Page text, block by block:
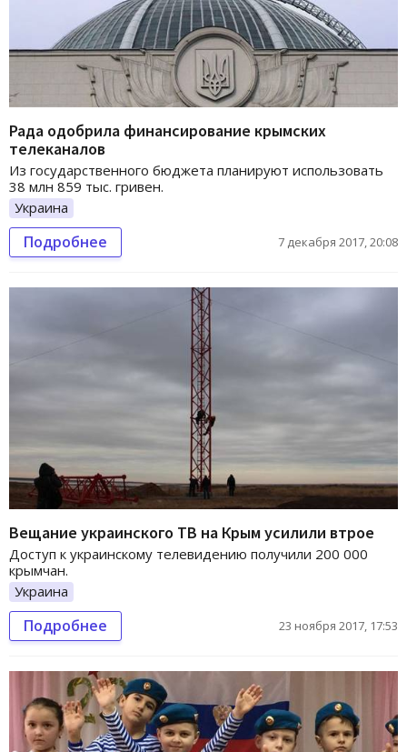
Рада одобрила финансирование крымских
телеканалов
Из государственного бюджета планируют использовать
38 млн 859 тыс. гривен.
Украина
Подробнее 7 декабря 2017, 20:08
Вещание украинского ТВ на Крым усилили втрое
Доступ к украинскому телевидению получили 200 000
крымчан.
Украина
Подробнее 23 ноября 2017, 17:53